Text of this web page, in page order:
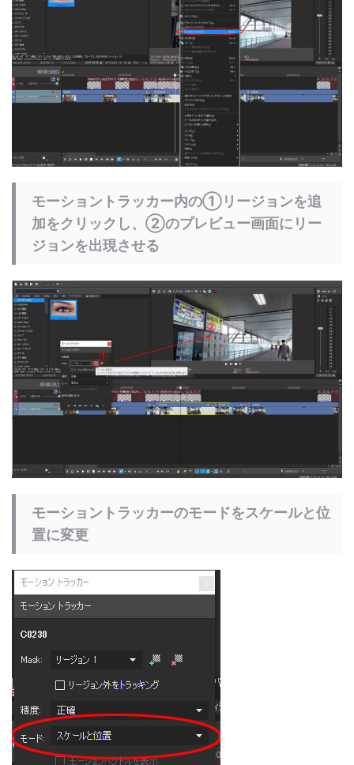
モーショントラッカー内の①リージョンを追
加をクリックし、②のプレビュー画面にリー
ジョンを出現させる
モーショントラッカーのモードをスケールと位
置に変更